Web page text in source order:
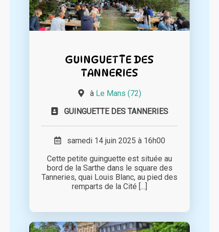
GUINGUETTE DES
TANNERIES
à Le Mans (72)
GUINGUETTE DES TANNERIES
samedi 14 juin 2025 à 16h00
Cette petite guinguette est située au
bord de la Sarthe dans le square des
Tanneries, quai Louis Blanc, au pied des
remparts de la Cité [...]